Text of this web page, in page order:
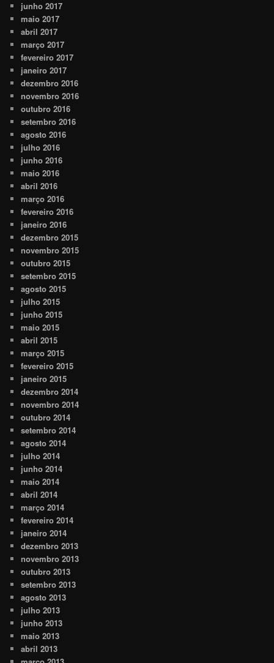
junho 2017
maio 2017
abril 2017
março 2017
fevereiro 2017
janeiro 2017
dezembro 2016
novembro 2016
outubro 2016
setembro 2016
agosto 2016
julho 2016
junho 2016
maio 2016
abril 2016
março 2016
fevereiro 2016
janeiro 2016
dezembro 2015
novembro 2015
outubro 2015
setembro 2015
agosto 2015
julho 2015
junho 2015
maio 2015
abril 2015
março 2015
fevereiro 2015
janeiro 2015
dezembro 2014
novembro 2014
outubro 2014
setembro 2014
agosto 2014
julho 2014
junho 2014
maio 2014
abril 2014
março 2014
fevereiro 2014
janeiro 2014
dezembro 2013
novembro 2013
outubro 2013
setembro 2013
agosto 2013
julho 2013
junho 2013
maio 2013
abril 2013